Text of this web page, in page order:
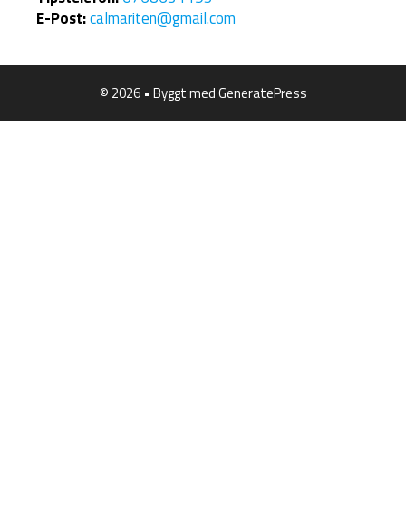
E-Post:calmariten@gmail.com
© 2026 • Byggt medGeneratePress